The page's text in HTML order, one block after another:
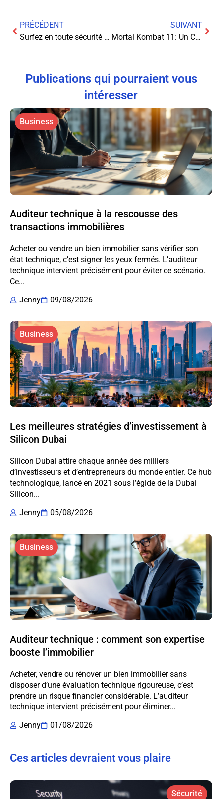
PRÉCÉDENT
Surfez en toute sécurité : Guide ultime pour éviter les sites Web dangereux en ligne
SUIVANT
Mortal Kombat 11: Un Champ de Bataille Virtuel Éblouissant et Brutal
Publications qui pourraient vous
intéresser
Business
Auditeur technique à la rescousse des
transactions immobilières
Acheter ou vendre un bien immobilier sans vérifier son
état technique, c’est signer les yeux fermés. L’auditeur
technique intervient précisément pour éviter ce scénario.
Ce...
Jenny
09/08/2026
Business
Les meilleures stratégies d’investissement à
Silicon Dubai
Silicon Dubai attire chaque année des milliers
d’investisseurs et d’entrepreneurs du monde entier. Ce hub
technologique, lancé en 2021 sous l’égide de la Dubai
Silicon...
Jenny
05/08/2026
Business
Auditeur technique : comment son expertise
booste l’immobilier
Acheter, vendre ou rénover un bien immobilier sans
disposer d’une évaluation technique rigoureuse, c’est
prendre un risque financier considérable. L’auditeur
technique intervient précisément pour éliminer...
Jenny
01/08/2026
Ces articles devraient vous plaire
Sécurité